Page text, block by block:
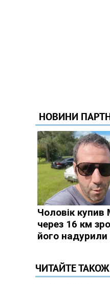
ЧИТАЙТЕ ТАКОЖ